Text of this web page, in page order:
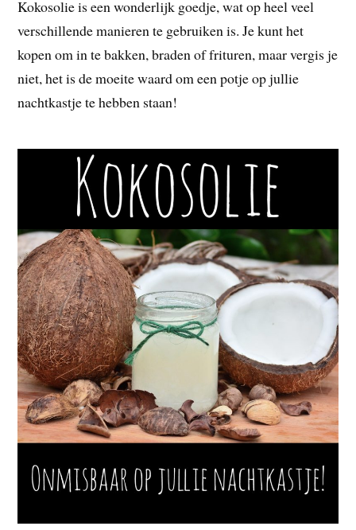
Kokosolie is een wonderlijk goedje, wat op heel veel
verschillende manieren te gebruiken is. Je kunt het
kopen om in te bakken, braden of frituren, maar vergis je
niet, het is de moeite waard om een potje op jullie
nachtkastje te hebben staan!